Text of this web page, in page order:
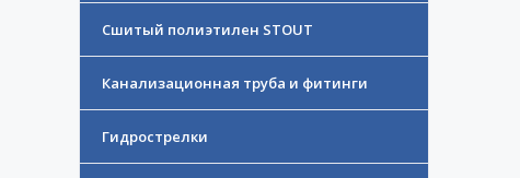
Сшитый полиэтилен STOUT
Канализационная труба и фитинги
Гидрострелки